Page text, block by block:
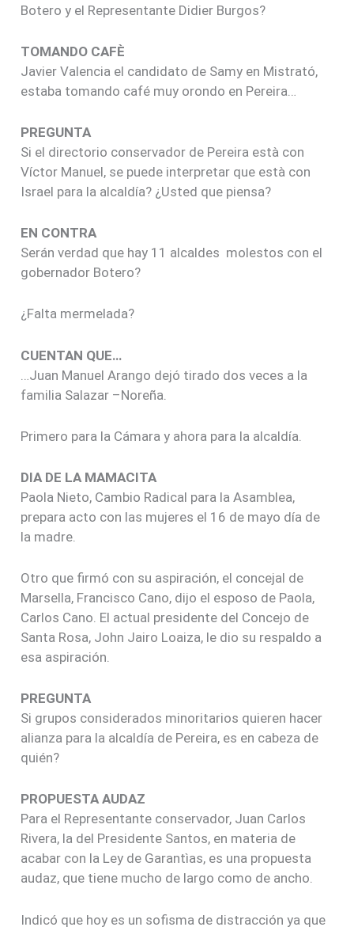
Botero y el Representante Didier Burgos?
TOMANDO CAFÈ
Javier Valencia el candidato de Samy en Mistrató,
estaba tomando café muy orondo en Pereira…
PREGUNTA
Si el directorio conservador de Pereira està con
Víctor Manuel, se puede interpretar que està con
Israel para la alcaldía? ¿Usted que piensa?
EN CONTRA
Serán verdad que hay 11 alcaldes molestos con el
gobernador Botero?
¿Falta mermelada?
CUENTAN QUE…
…Juan Manuel Arango dejó tirado dos veces a la
familia Salazar –Noreña.
Primero para la Cámara y ahora para la alcaldía.
DIA DE LA MAMACITA
Paola Nieto, Cambio Radical para la Asamblea,
prepara acto con las mujeres el 16 de mayo día de
la madre.
Otro que firmó con su aspiración, el concejal de
Marsella, Francisco Cano, dijo el esposo de Paola,
Carlos Cano. El actual presidente del Concejo de
Santa Rosa, John Jairo Loaiza, le dio su respaldo a
esa aspiración.
PREGUNTA
Si grupos considerados minoritarios quieren hacer
alianza para la alcaldía de Pereira, es en cabeza de
quién?
PROPUESTA AUDAZ
Para el Representante conservador, Juan Carlos
Rivera, la del Presidente Santos, en materia de
acabar con la Ley de Garantìas, es una propuesta
audaz, que tiene mucho de largo como de ancho.
Indicó que hoy es un sofisma de distracción ya que